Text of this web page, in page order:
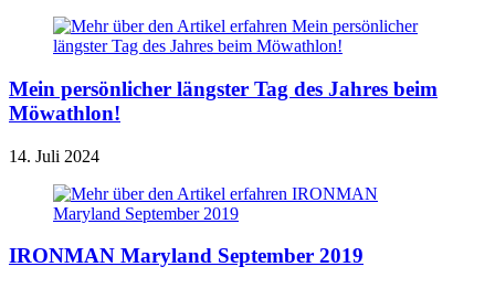
Mein persönlicher längster Tag des Jahres beim
Möwathlon!
14. Juli 2024
IRONMAN Maryland September 2019